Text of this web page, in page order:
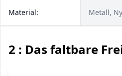
Material: Metall,
2 : Das faltbare